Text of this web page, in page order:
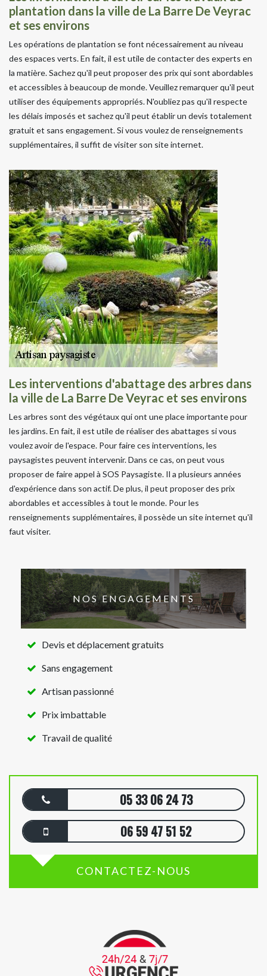
plantation dans la ville de La Barre De Veyrac
et ses environs
Les opérations de plantation se font nécessairement au niveau
des espaces verts. En fait, il est utile de contacter des experts en
la matière. Sachez qu'il peut proposer des prix qui sont abordables
et accessibles à beaucoup de monde. Veuillez remarquer qu'il peut
utiliser des équipements appropriés. N'oubliez pas qu'il respecte
les délais imposés et sachez qu'il peut établir un devis totalement
gratuit et sans engagement. Si vous voulez de renseignements
supplémentaires, il suffit de visiter son site internet.
Les interventions d'abattage des arbres dans
la ville de La Barre De Veyrac et ses environs
Les arbres sont des végétaux qui ont une place importante pour
les jardins. En fait, il est utile de réaliser des abattages si vous
voulez avoir de l'espace. Pour faire ces interventions, les
paysagistes peuvent intervenir. Dans ce cas, on peut vous
proposer de faire appel à SOS Paysagiste. Il a plusieurs années
d'expérience dans son actif. De plus, il peut proposer des prix
abordables et accessibles à tout le monde. Pour les
renseignements supplémentaires, il possède un site internet qu'il
faut visiter.
NOS ENGAGEMENTS
Devis et déplacement gratuits
Sans engagement
Artisan passionné
Prix imbattable
Travail de qualité
05 33 06 24 73
06 59 47 51 52
CONTACTEZ-NOUS